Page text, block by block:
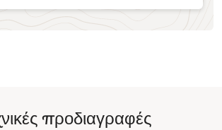
προδιαγραφές